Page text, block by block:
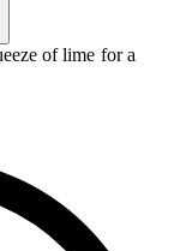
of lime for a